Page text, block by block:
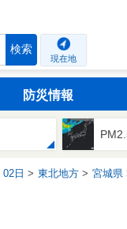
検索
現在地
防災情報
02日 東北地方 宮城県